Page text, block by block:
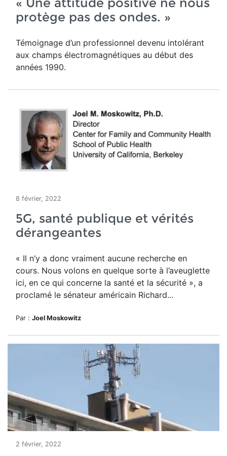
protège pas des ondes. »
Témoignage d’un professionnel devenu intolérant
aux champs électromagnétiques au début des
années 1990.
8 février, 2022
5G, santé publique et vérités
dérangeantes
« Il n’y a donc vraiment aucune recherche en
cours. Nous volons en quelque sorte à l’aveuglette
ici, en ce qui concerne la santé et la sécurité », a
proclamé le sénateur américain Richard...
Par : Joel Moskowitz
2 février, 2022